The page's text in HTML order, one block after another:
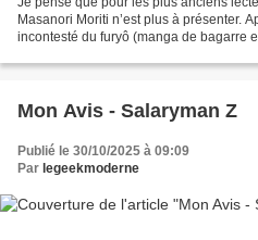
Masanori Moriti n’est plus à présenter.
incontesté du furyô (manga de bagarre
Mon Avis - Salaryman Z
Publié le 30/10/2025 à 09:09
Par legeekmoderne